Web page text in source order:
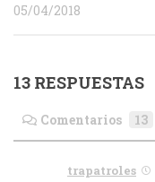
05/04/2018
13 RESPUESTAS
Comentarios 13
trapatroles